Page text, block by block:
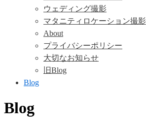
ウェディング撮影
マタニティロケーション撮影
About
プライバシーポリシー
大切なお知らせ
旧Blog
Blog
Blog